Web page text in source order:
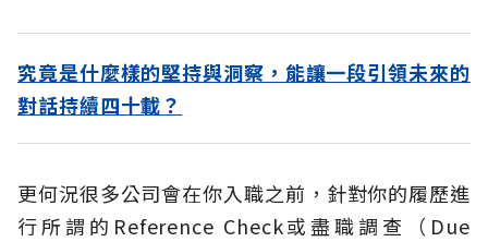
究竟是什麼樣的堅持與洞察，能讓一段引領未來的
對話持續四十載？
更何況很多公司會在你入職之前，針對你的履歷進
行所謂的Reference Check或盡職調查（Due